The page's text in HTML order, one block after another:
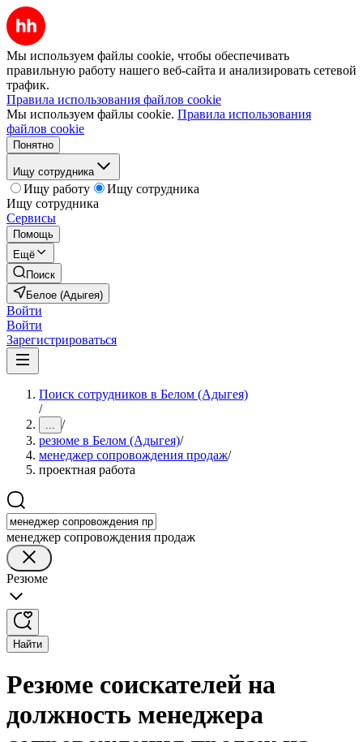
Мы используем файлы cookie, чтобы обеспечивать
правильную работу нашего веб-сайта и анализировать сетевой
трафик.
Правила использования файлов cookie
Мы используем файлы cookie. Правила использования
файлов cookie
Понятно
Ищу сотрудника
Ищу работу
Ищу сотрудника
Ищу сотрудника
Сервисы
Помощь
Ещё
Поиск
Белое (Адыгея)
Войти
Войти
Зарегистрироваться
Поиск сотрудников в Белом (Адыгея)
/
... /
резюме в Белом (Адыгея)/
менеджер сопровождения продаж/
проектная работа
менеджер сопровождения продаж
Резюме
Найти
Резюме соискателей на
должность менеджера